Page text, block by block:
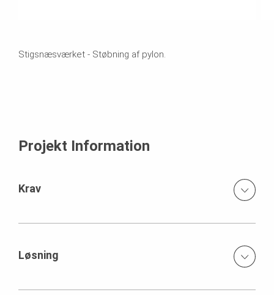
Stigsnæsværket - Støbning af pylon.
Projekt Information
Krav
støbes af én gang. Her valgte man VARIO som&nbsp;den
optimale løsning på den opgave. &nbsp;
Løsning